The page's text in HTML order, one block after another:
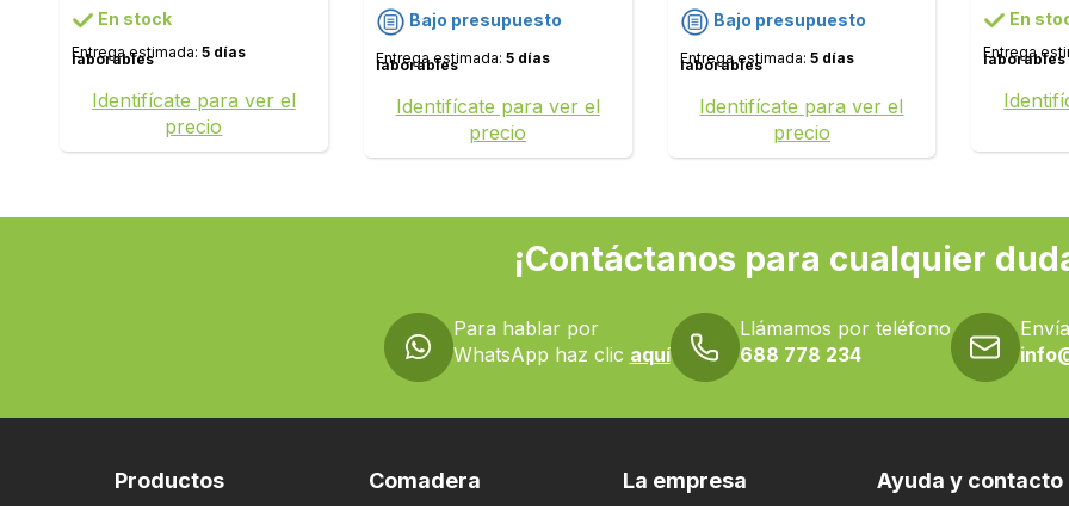
IMU1855
En stock
Entrega estimada: 5 días
laborables
Identifícate para ver el
precio
- EL1304
Bajo presupuesto
Entrega estimada: 5 días
laborables
Identifícate para ver el
precio
NATURAL - SIG4762
Bajo presupuesto
Entrega estimada: 5 días
laborables
Identifícate para ver el
precio
IM1847
En
Entrega
laborables
¡Contáctanos para cualquier
Para hablar por
WhatsApp haz clic aquí
Llámamos por teléfono
688 778 234
Productos Comadera La empresa Ayuda y contacto